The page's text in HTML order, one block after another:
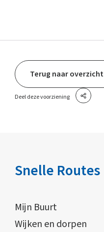
Terug naar overzicht
Deel deze voorziening
Snelle Routes
Mijn Buurt
Wijken en dorpen